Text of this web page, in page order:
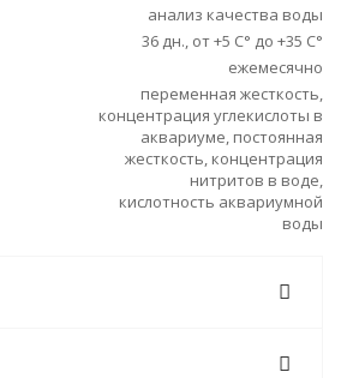
анализ качества воды
36 дн., от +5 С° до +35 С°
ежемесячно
переменная жесткость,
концентрация углекислоты в
аквариуме, постоянная
жесткость, концентрация
нитритов в воде,
кислотность аквариумной
воды